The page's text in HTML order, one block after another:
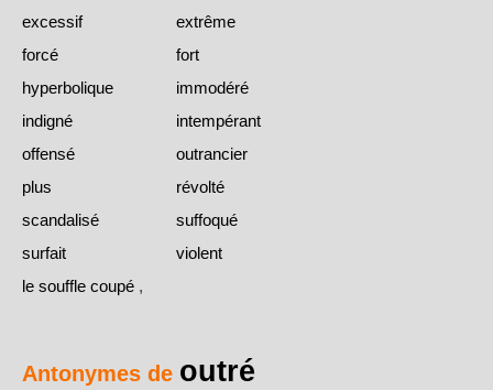
excessif
extrême
forcé
fort
hyperbolique
immodéré
indigné
intempérant
offensé
outrancier
plus
révolté
scandalisé
suffoqué
surfait
violent
le souffle coupé ,
Antonymes de outré